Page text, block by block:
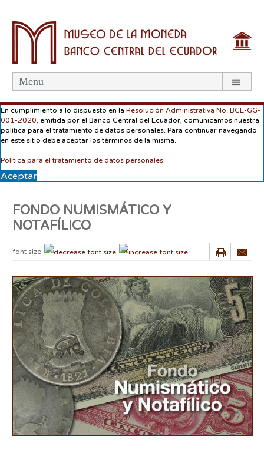
Menu
En cumplimiento a lo dispuesto en la Resolución Administrativa No. BCE-GG-
001-2020 , emitida por el Banco Central del Ecuador, comunicamos nuestra
política para el tratamiento de datos personales. Para continuar navegando
en este sitio debe aceptar los términos de la misma.
Política para el tratamiento de datos personales
Aceptar
FONDO NUMISMÁTICO Y
NOTAFÍLICO
font size